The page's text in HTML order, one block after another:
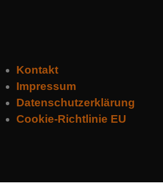
Kontakt
Impressum
Datenschutzerklärung
Cookie-Richtlinie EU